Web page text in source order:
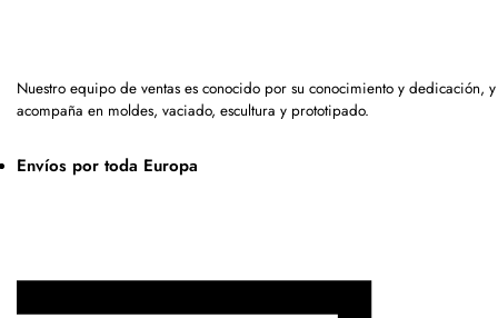
Nuestro equipo de ventas es conocido por su conocimiento y dedicación,
acompaña en moldes, vaciado, escultura y prototipado.
Envíos por toda Europa